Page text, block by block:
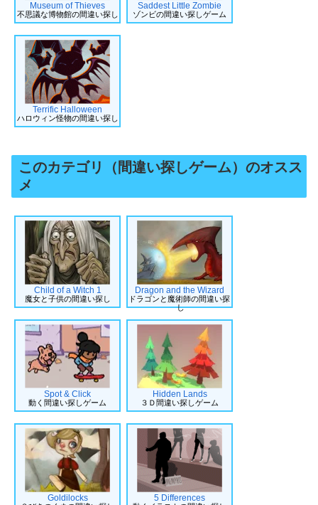
Museum of Thieves
不思議な博物館の間違い探し
Saddest Little Zombie
ゾンビの間違い探しゲーム
Terrific Halloween
ハロウィン怪物の間違い探し
このカテゴリ（間違い探しゲーム）のオスス
メ
Child of a Witch 1
魔女と子供の間違い探し
Dragon and the Wizard
ドラゴンと魔術師の間違い探
し
Spot & Click
動く間違い探しゲーム
Hidden Lands
３Ｄ間違い探しゲーム
Goldilocks 5 Differences